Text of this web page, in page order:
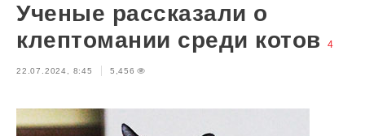
Ученые рассказали о
клептомании среди котов
4
22.07.2024, 8:45 5,456